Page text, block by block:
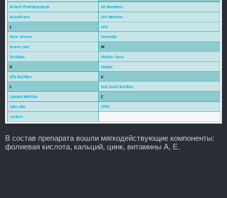
В состав препарата вошли мягкодействующие компоненты:
фолиевая кислота, кальций, цинк, витамины А, Е.